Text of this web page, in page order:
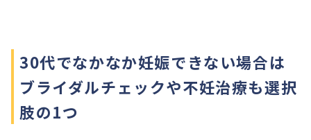
30代でなかなか妊娠できない場合は
ブライダルチェックや不妊治療も選択
肢の1つ